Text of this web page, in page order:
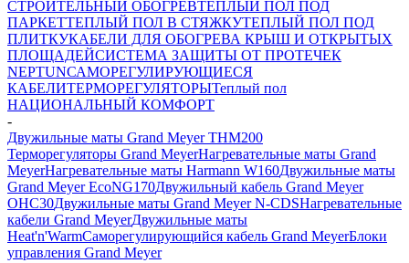
СТРОИТЕЛЬНЫЙ ОБОГРЕВТЕПЛЫЙ ПОЛ ПОД
ПАРКЕТТЕПЛЫЙ ПОЛ В СТЯЖКУТЕПЛЫЙ ПОЛ ПОД
ПЛИТКУКАБЕЛИ ДЛЯ ОБОГРЕВА КРЫШ И ОТКРЫТЫХ
ПЛОЩАДЕЙСИСТЕМА ЗАЩИТЫ ОТ ПРОТЕЧЕК
NEPTUNСАМОРЕГУЛИРУЮЩИЕСЯ
КАБЕЛИТЕРМОРЕГУЛЯТОРЫТеплый пол
НАЦИОНАЛЬНЫЙ КОМФОРТ
-
Двужильные маты Grand Meyer THM200
Терморегуляторы Grand MeyerНагревательные маты Grand
MeyerНагревательные маты Harmann W160Двужильные маты
Grand Meyer EcoNG170Двужильный кабель Grand Meyer
OHC30Двужильные маты Grand Meyer N-CDSНагревательные
кабели Grand MeyerДвужильные маты
Heat'n'WarmСаморегулирующийся кабель Grand MeyerБлоки
управления Grand Meyer